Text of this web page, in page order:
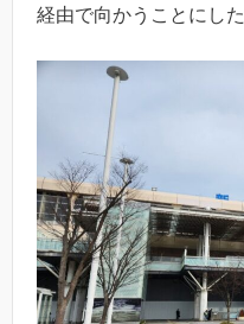
経由で向かうことにした